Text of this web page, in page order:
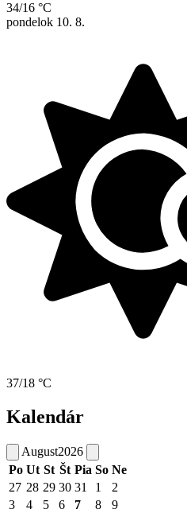
34/16 °C
pondelok 10. 8.
37/18 °C
Kalendár
August2026
Po Ut St Št Pia So Ne
27 28 29 30 31 1
2
3
4 5 6 7 8
9